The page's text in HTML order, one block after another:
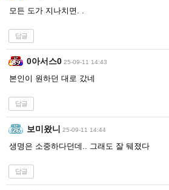
모든 도가 지나치면. .
답글
0아서스0 25-09-11 14:43
본인이 원하던 대로 갔네
답글
보미왔니 25-09-11 14:44
생명은 소중하다던데.. 그래도 잘 뒈졌다
답글